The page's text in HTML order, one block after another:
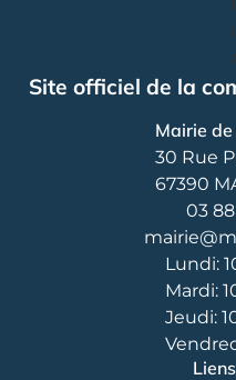
Site officiel de la
Mairie
30 Rue
67390
03
Lundi:
Mardi:
Jeudi: